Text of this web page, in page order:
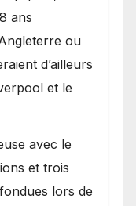
ans
ou
d’ailleurs
et le
avec le
et trois
lors de